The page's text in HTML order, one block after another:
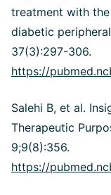
treatment with
diabetic
37(3):297-306.
https://
Salehi B, et al.
Therapeutic
9;9(8):356.
https://